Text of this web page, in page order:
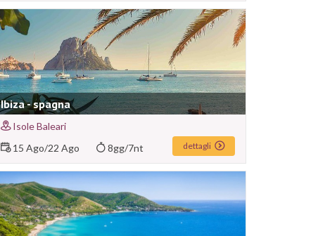
Ibiza - spagna
Isole Baleari
15 Ago/22 Ago 8gg/7nt dettagli